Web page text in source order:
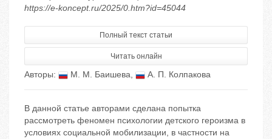
https://e-koncept.ru/2025/0.htm?id=45044
Полный текст статьи
Читать онлайн
Авторы: М. М. Баишева, А. П. Колпакова
В данной статье авторами сделана попытка
рассмотреть феномен психологии детского героизма в
условиях социальной мобилизации, в частности на